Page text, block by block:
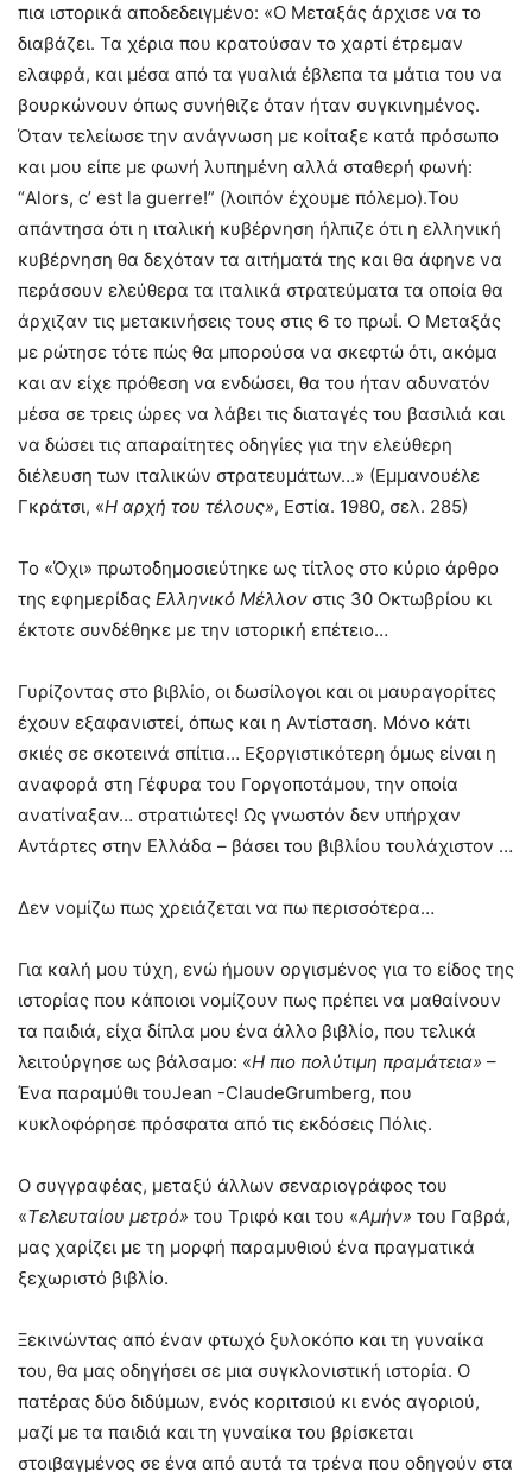
πια ιστορικά αποδεδειγμένο: «Ο Μεταξάς άρχισε να το
διαβάζει. Τα χέρια που κρατούσαν το χαρτί έτρεμαν
ελαφρά, και μέσα από τα γυαλιά έβλεπα τα μάτια του να
βουρκώνουν όπως συνήθιζε όταν ήταν συγκινημένος.
Όταν τελείωσε την ανάγνωση με κοίταξε κατά πρόσωπο
και μου είπε με φωνή λυπημένη αλλά σταθερή φωνή:
“Alors, c’ est la guerre!” (λοιπόν έχουμε πόλεμο).Του
απάντησα ότι η ιταλική κυβέρνηση ήλπιζε ότι η ελληνική
κυβέρνηση θα δεχόταν τα αιτήματά της και θα άφηνε να
περάσουν ελεύθερα τα ιταλικά στρατεύματα τα οποία θα
άρχιζαν τις μετακινήσεις τους στις 6 το πρωί. Ο Μεταξάς
με ρώτησε τότε πώς θα μπορούσα να σκεφτώ ότι, ακόμα
και αν είχε πρόθεση να ενδώσει, θα του ήταν αδυνατόν
μέσα σε τρεις ώρες να λάβει τις διαταγές του βασιλιά και
να δώσει τις απαραίτητες οδηγίες για την ελεύθερη
διέλευση των ιταλικών στρατευμάτων…» (Εμμανουέλε
Γκράτσι, «Η αρχή του τέλους», Εστία. 1980, σελ. 285)
Το «Όχι» πρωτοδημοσιεύτηκε ως τίτλος στο κύριο άρθρο
της εφημερίδας Ελληνικό Μέλλον στις 30 Οκτωβρίου κι
έκτοτε συνδέθηκε με την ιστορική επέτειο…
Γυρίζοντας στο βιβλίο, οι δωσίλογοι και οι μαυραγορίτες
έχουν εξαφανιστεί, όπως και η Αντίσταση. Μόνο κάτι
σκιές σε σκοτεινά σπίτια… Εξοργιστικότερη όμως είναι η
αναφορά στη Γέφυρα του Γοργοποτάμου, την οποία
ανατίναξαν… στρατιώτες! Ως γνωστόν δεν υπήρχαν
Αντάρτες στην Ελλάδα – βάσει του βιβλίου τουλάχιστον …
Δεν νομίζω πως χρειάζεται να πω περισσότερα…
Για καλή μου τύχη, ενώ ήμουν οργισμένος για το είδος της
ιστορίας που κάποιοι νομίζουν πως πρέπει να μαθαίνουν
τα παιδιά, είχα δίπλα μου ένα άλλο βιβλίο, που τελικά
λειτούργησε ως βάλσαμο: «Η πιο πολύτιμη πραμάτεια» –
Ένα παραμύθι τουJean -ClaudeGrumberg, που
κυκλοφόρησε πρόσφατα από τις εκδόσεις Πόλις.
Ο συγγραφέας, μεταξύ άλλων σεναριογράφος του
«Τελευταίου μετρό» του Τριφό και του «Αμήν» του Γαβρά,
μας χαρίζει με τη μορφή παραμυθιού ένα πραγματικά
ξεχωριστό βιβλίο.
Ξεκινώντας από έναν φτωχό ξυλοκόπο και τη γυναίκα
του, θα μας οδηγήσει σε μια συγκλονιστική ιστορία. Ο
πατέρας δύο διδύμων, ενός κοριτσιού κι ενός αγοριού,
μαζί με τα παιδιά και τη γυναίκα του βρίσκεται
στοιβαγμένος σε ένα από αυτά τα τρένα που οδηγούν στα